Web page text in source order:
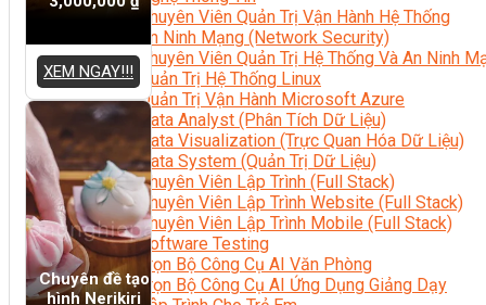
Chuyên Viên Quản Trị Vận Hành Hệ Thống
An Ninh Mạng (Network Security)
Chuyên Viên Quản Trị Hệ Thống Và An Ninh
Quản Trị Hệ Thống Linux
Quản Trị Vận Hành Microsoft Azure
Data Analyst (Phân Tích Dữ Liệu)
Data Visualization (Trực Quan Hóa Dữ Liệu)
Data System (Quản Trị Dữ Liệu)
Chuyên Viên Lập Trình (Full Stack)
Chuyên Viên Lập Trình Website (Full Stack)
Chuyên Viên Lập Trình Mobile (Full Stack)
Software Testing
Trọn Bộ Công Cụ AI Văn Phòng
Trọn Bộ Công Cụ AI Ứng Dụng Giảng Dạy
XEM NGAY!!!
Chuyên đề tạo
hình Nerikiri